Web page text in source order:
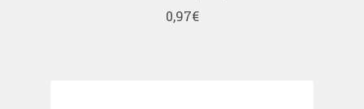
0,97€